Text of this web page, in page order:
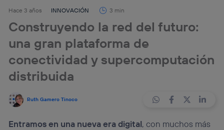
Hace 3 años INNOVACIÓN 3 min
Construyendo la red del futuro:
una gran plataforma de
conectividad y supercomputación
distribuida
Ruth Gamero Tinoco
Entramos en una nueva era digital, con muchos más